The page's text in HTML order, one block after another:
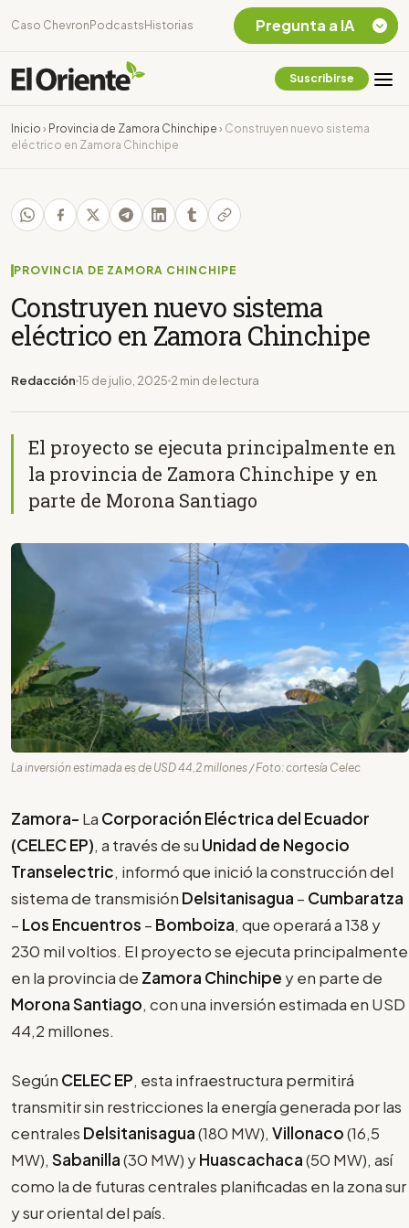
Caso Chevron Podcasts Historias
Suscribirse
Inicio › Provincia de Zamora Chinchipe › Construyen nuevo sistema
eléctrico en Zamora Chinchipe
PROVINCIA DE ZAMORA CHINCHIPE
Construyen nuevo sistema
eléctrico en Zamora Chinchipe
Redacción 15 de julio, 2025 2 min de lectura
El proyecto se ejecuta principalmente en
la provincia de Zamora Chinchipe y en
parte de Morona Santiago
La inversión estimada es de USD 44,2 millones / Foto: cortesía Celec
Zamora- La Corporación Eléctrica del Ecuador
(CELEC EP), a través de su Unidad de Negocio
Transelectric, informó que inició la construcción del
sistema de transmisión Delsitanisagua – Cumbaratza
– Los Encuentros – Bomboiza, que operará a 138 y
230 mil voltios. El proyecto se ejecuta principalmente
en la provincia de Zamora Chinchipe y en parte de
Morona Santiago, con una inversión estimada en USD
44,2 millones.
Según CELEC EP, esta infraestructura permitirá
transmitir sin restricciones la energía generada por las
centrales Delsitanisagua(180 MW), Villonaco(16,5
MW), Sabanilla(30 MW) yHuascachaca(50 MW), así
como la de futuras centrales planificadas en la zona sur
y sur oriental del país.
Pregunta a IA
Chevron Ecuador